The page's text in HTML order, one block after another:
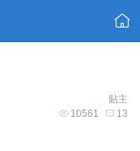
贴主
10561 13